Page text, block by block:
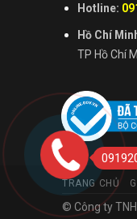
Hotline:
Hồ Chí
TP Hồ Chí
TRANG CHỦ
© Công ty